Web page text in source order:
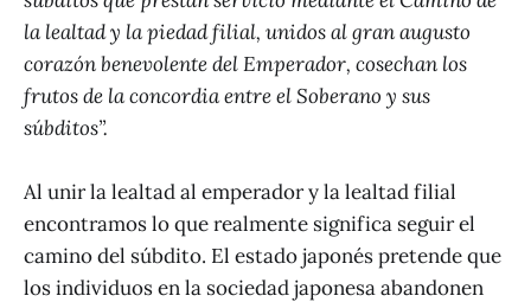
la lealtad y la piedad filial, unidos al gran augusto
corazón benevolente del Emperador, cosechan los
frutos de la concordia entre el Soberano y sus
súbditos”.
Al unir la lealtad al emperador y la lealtad filial
encontramos lo que realmente significa seguir el
camino del súbdito. El estado japonés pretende que
los individuos en la sociedad japonesa abandonen